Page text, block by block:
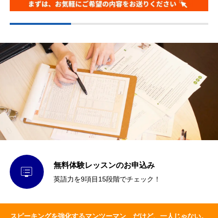
 無料体験レッスンのお申込み
英語力を9項目15段階でチェック！
スピーキングを強化するマンツーマン だけど、一人じゃない。